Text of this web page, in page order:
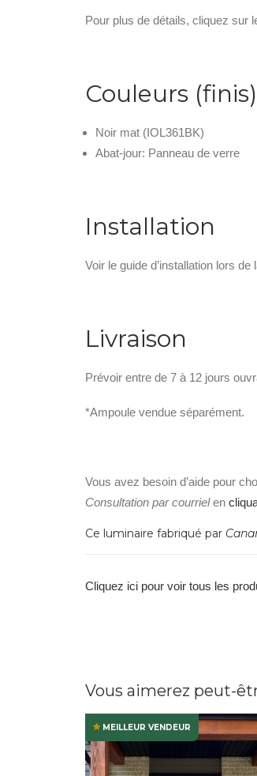
Pour plus de détails, cliquez sur
Couleurs
Noir mat (IOL361BK)
Abat-jour: Panneau de verre
Installation
Voir le guide d’installation lors de
Livraison
Prévoir entre de 7 à 12 jours
*Ampoule vendue séparément.
Vous avez besoin d’aide pour
Consultation par courrielen
Ce luminaire fabriqué par
Cliquez ici pour voir tous les
Vous aimerez peut-
MEILLEUR VENDEUR